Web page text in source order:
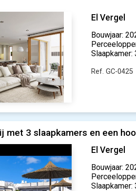
El Vergel
Bouwjaar:
Slaapkamer:
Ref. GC-0425
met 3 slaapkamers en een
El Vergel
Bouwjaar:
Slaapkamer: